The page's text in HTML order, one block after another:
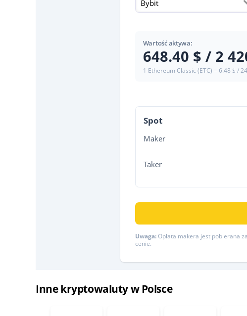
Bybit
Wartość aktywa:
648.40 $ / 2
1 Ethereum Classic (ETC) = 6.48 $ /
Spot
Maker
Taker
Uwaga: Opłata makera jest pobierana
cenie.
Inne kryptowaluty w Polsce